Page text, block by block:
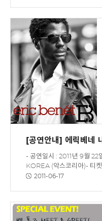
[공연안내] 에릭베네
- 공연일시 : 2011년 9월 22
KOREA (악스코리아)- 티켓
2011-06-17